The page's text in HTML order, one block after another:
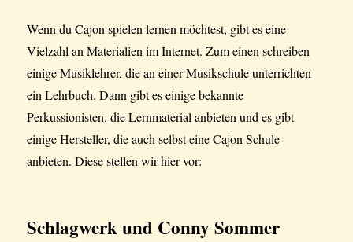
Wenn du Cajon spielen lernen möchtest, gibt es eine
Vielzahl an Materialien im Internet. Zum einen schreiben
einige Musiklehrer, die an einer Musikschule unterrichten
ein Lehrbuch. Dann gibt es einige bekannte
Perkussionisten, die Lernmaterial anbieten und es gibt
einige Hersteller, die auch selbst eine Cajon Schule
anbieten. Diese stellen wir hier vor:
Schlagwerk und Conny Sommer